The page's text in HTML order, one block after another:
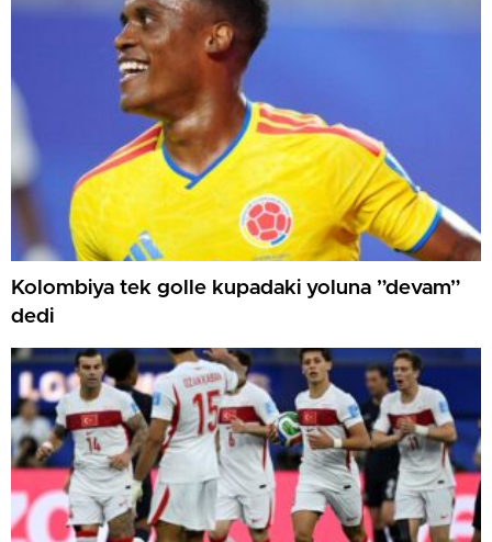
Kolombiya tek golle kupadaki yoluna ”devam”
dedi